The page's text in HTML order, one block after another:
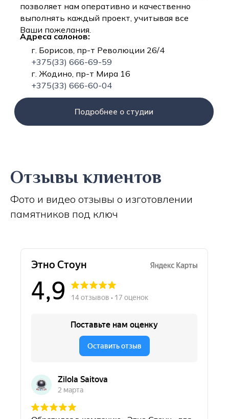
позволяет нам оперативно и качественно
выполнять каждый проект, учитывая все
Ваши пожелания.
Адреса салонов:
г. Борисов, пр-т Революции 26/4
+375(33) 666-69-59
г. Жодино, пр-т Мира 16
+375(33) 666-60-04
Подробнее о студии
Отзывы клиентов
Фото и видео отзывы о изготовлении
памятников под ключ